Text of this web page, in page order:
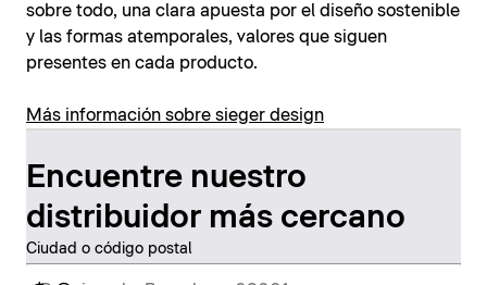
sobre todo, una clara apuesta por el diseño sostenible
y las formas atemporales, valores que siguen
presentes en cada producto.
Más información sobre sieger design
Encuentre nuestro
distribuidor más cercano
Ciudad o código postal